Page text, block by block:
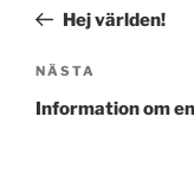
inläggHej världen!
Nästa
inlägg
NÄSTA
Information om